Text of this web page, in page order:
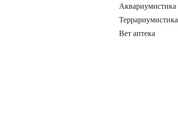
Аквариумистика
Террариумистика
Вет аптека